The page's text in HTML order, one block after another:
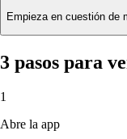
Empieza en cuestión de
3 pasos para
1
Abre la app